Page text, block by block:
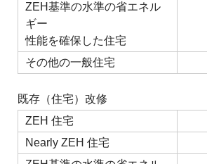
ZEH基準の水準の省エネル
ギー
性能を確保した住宅
その他の一般住宅
既存（住宅）改修
ZEH 住宅
Nearly ZEH 住宅